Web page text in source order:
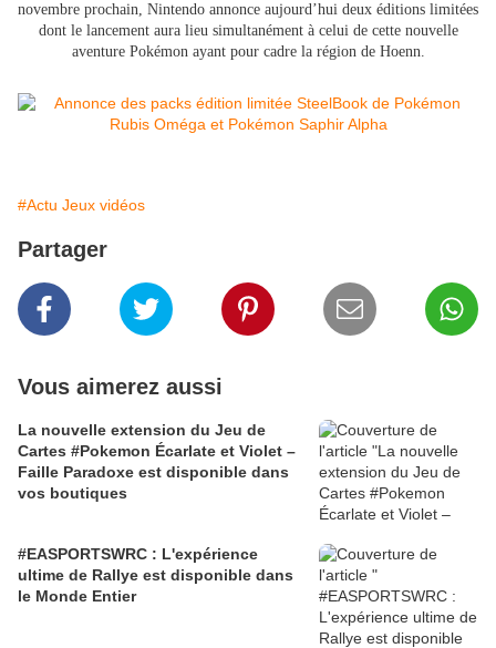
novembre prochain, Nintendo annonce aujourd’hui deux éditions limitées
dont le lancement aura lieu simultanément à celui de cette nouvelle
aventure Pokémon ayant pour cadre la région de Hoenn.
#Actu Jeux vidéos
Partager
Vous aimerez aussi
La nouvelle extension du Jeu de
Cartes #Pokemon Écarlate et Violet –
Faille Paradoxe est disponible dans
vos boutiques
#EASPORTSWRC : L'expérience
ultime de Rallye est disponible dans
le Monde Entier